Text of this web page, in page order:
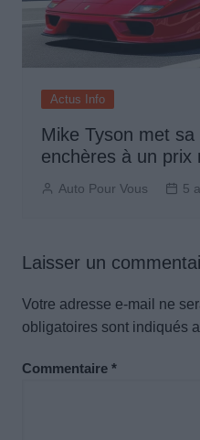
Actus Info
Mike Tyson met
enchères à un prix
Auto Pour Vous 5
Laisser un
Votre adresse e-mail ne
obligatoires sont indiqués
Commentaire *